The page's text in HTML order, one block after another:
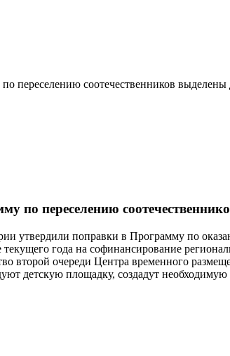
переселению соотечественников выделены
по переселению
утвердили поправки в Программу по
года на софинансирование
второй очереди Центра временного
детскую площадку, создадут